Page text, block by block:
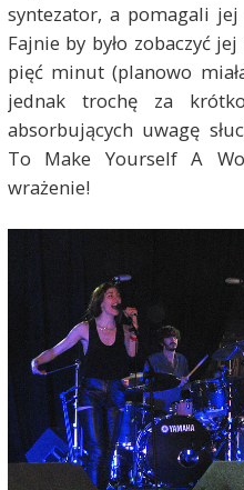
syntezator, a pomagali
Fajnie by było zobaczyć
pięć minut (planowo
jednak trochę za
absorbujących uwagę
To Make Yourself A
wrażenie!